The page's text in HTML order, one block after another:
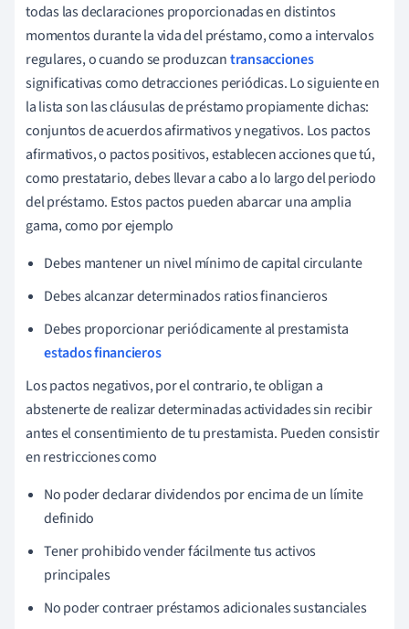
todas las declaraciones proporcionadas en distintos
momentos durante la vida del préstamo, como a intervalos
regulares, o cuando se produzcantransacciones
significativas como detracciones periódicas. Lo siguiente en
la lista son las cláusulas de préstamo propiamente dichas:
conjuntos de acuerdos afirmativos y negativos. Los pactos
afirmativos, o pactos positivos, establecen acciones que tú,
como prestatario, debes llevar a cabo a lo largo del periodo
del préstamo. Estos pactos pueden abarcar una amplia
gama, como por ejemplo
Debes mantener un nivel mínimo de capital circulante
Debes alcanzar determinados ratios financieros
Debes proporcionar periódicamente al prestamista
estados financieros
Los pactos negativos, por el contrario, te obligan a
abstenerte de realizar determinadas actividades sin recibir
antes el consentimiento de tu prestamista. Pueden consistir
en restricciones como
No poder declarar dividendos por encima de un límite
definido
Tener prohibido vender fácilmente tus activos
principales
No poder contraer préstamos adicionales sustanciales